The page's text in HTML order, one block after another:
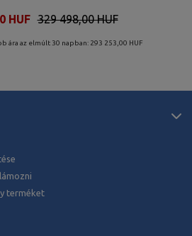
ára az elmúlt 30 napban: 293 253,00 HUF
329 498,00 HUF
HUF
terméket